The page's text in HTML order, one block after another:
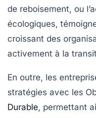
de reboisement, ou
écologiques,
croissant des
activement à la
En outre, les
stratégies avec les
Durable, permettant